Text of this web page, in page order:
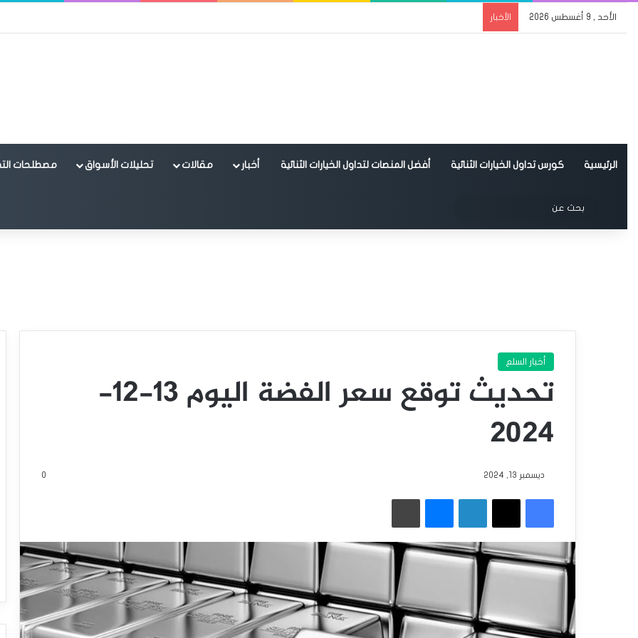
الأحد , 9 أغسطس 2026 الأخبار
الرئيسية كورس تداول الخيارات الثنائية أفضل المنصات لتداول الخيارات الثنائية أخبار مقالات تحليلات الأسواق مصطلحات
الوضع المظلم
عن
أخبار السلع
تحديث توقع سعر الفضة اليوم 13-12-
2024
ديسمبر 13, 2024 0
فيسبوك
‫X لينكدإن ماسنجر طباعة